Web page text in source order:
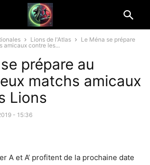
Lions de l'Atlas
Le Ména se prépare
amicaux contre les...
prépare au
matchs amicaux
Lions
- 15:36
A et A’ profitent de la prochaine date